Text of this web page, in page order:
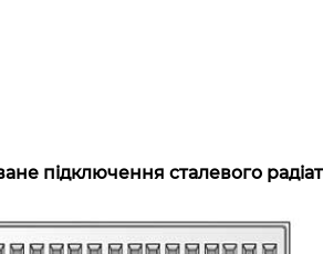
підключення сталевого